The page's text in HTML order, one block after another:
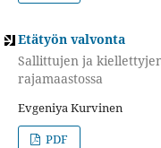
Etätyön valvonta
Sallittujen ja
rajamaastossa
Evgeniya Kurvinen
PDF